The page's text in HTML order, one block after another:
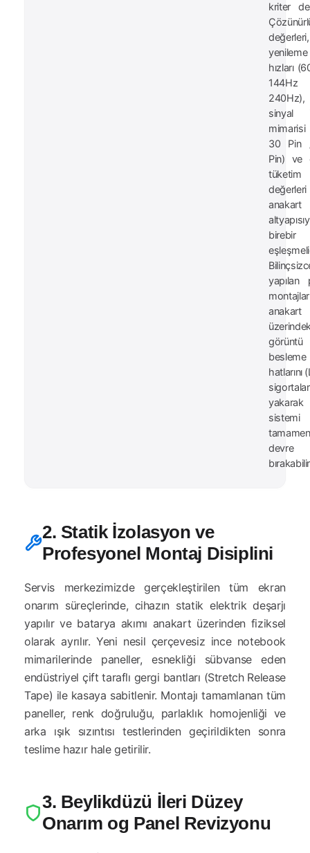
kriter
değerleri,
yenileme
hızları
240Hz),
sinyal
mimarisi
30 Pin
Pin) ve
tüketim
değerleri
anakart
birebir
yapılan
anakart
görüntü
besleme
hatlarını
yakarak
sistemi
tamamen
devre
2. Statik İzolasyon ve
Profesyonel Montaj Disiplini
Servis merkezimizde gerçekleştirilen tüm ekran
onarım süreçlerinde, cihazın statik elektrik deşarjı
yapılır ve batarya akımı anakart üzerinden fiziksel
olarak ayrılır. Yeni nesil çerçevesiz ince notebook
mimarilerinde paneller, esnekliği sübvanse eden
endüstriyel çift taraflı gergi bantları (Stretch Release
Tape) ile kasaya sabitlenir. Montajı tamamlanan tüm
paneller, renk doğruluğu, parlaklık homojenliği ve
arka ışık sızıntısı testlerinden geçirildikten sonra
teslime hazır hale getirilir.
3. Beylikdüzü İleri Düzey
Onarım og Panel Revizyonu